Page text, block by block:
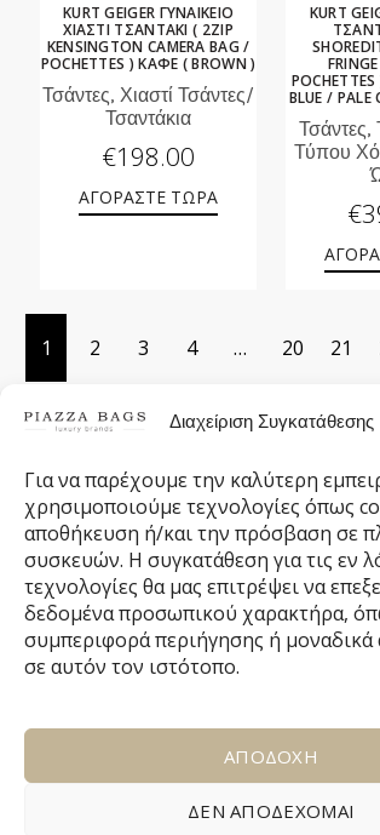
Διαχείριση Συγκατάθεσης
Για να παρέχουμε την καλύτερη
χρησιμοποιούμε τεχνολογίες όπως
αποθήκευση ή/και την πρόσβαση σε
συσκευών. Η συγκατάθεση για τις εν
τεχνολογίες θα μας επιτρέψει να
δεδομένα προσωπικού χαρακτήρα,
συμπεριφορά περιήγησης ή μοναδικά
σε αυτόν τον ιστότοπο.
ΑΠΟΔΟΧΗ
ΔΕΝ ΑΠΟΔΕΧΟΜΑΙ
KURT GEIGER ΓΥΝΑΙΚΕΙΟ
ΧΙΑΣΤΙ ΤΣΑΝΤΑΚΙ ( 2ZIP
KENSINGTON CAMERA BAG /
POCHETTES ) ΚΑΦΕ ( BROWN )
Τσάντες, Χιαστί Τσάντες/
Τσαντάκια
€198.00
ΑΓΟΡΑΣΤΕ ΤΩΡΑ
KURT
BLUE /
Τύπου
€
1 2 3 4 … 20 21
Δωρεάν Μεταφορικά
ΣΕ ΟΛΗ ΤΗΝ ΕΛΛΑΔΑ
Άμεση Αποστολή
ΠΑΡΑΛΑΒΗ ΤΗΝ ΕΠΟΜΕΝΗ
100% Ασφαλείς
ΜΕ ΤΗΝ ΕΓΓΥΗΣΗ ΤΗΣ ΤΡΑΠΕΖΑΣ
Εγγραφή στο
Facebook